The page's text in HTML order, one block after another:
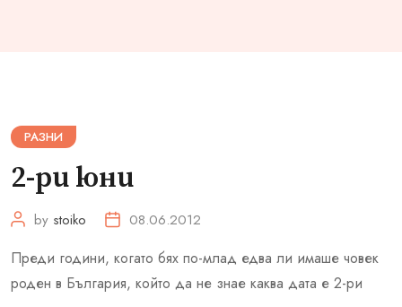
РАЗНИ
2-ри юни
by stoiko 08.06.2012
Преди години, когато бях по-млад едва ли имаше човек
роден в България, който да не знае каква дата е 2-ри